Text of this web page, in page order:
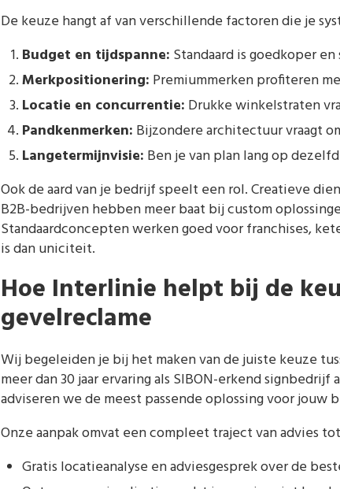
De keuze hangt af van verschillende factoren die je
Budget en tijdspanne: Standaard is goedkoper
Merkpositionering: Premiummerken profiteren
Locatie en concurrentie: Drukke winkelstraten
Pandkenmerken: Bijzondere architectuur vraagt
Langetermijnvisie: Ben je van plan lang op
Ook de aard van je bedrijf speelt een rol. Creatieve
B2B-bedrijven hebben meer baat bij custom
Standaardconcepten werken goed voor franchises,
is dan uniciteit.
Hoe Interlinie helpt bij de
gevelreclame
Wij begeleiden je bij het maken van de juiste keuze
meer dan 30 jaar ervaring als SIBON-erkend
adviseren we de meest passende oplossing voor jouw
Onze aanpak omvat een compleet traject van advies
Gratis locatieanalyse en adviesgesprek over de